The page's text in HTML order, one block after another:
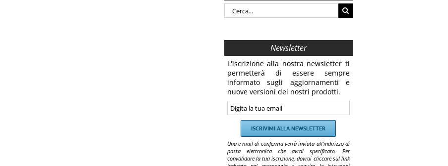
Cerca
per:
Newsletter
L'iscrizione alla nostra newsletter ti
permetterà di essere sempre
informato sugli aggiornamenti e
nuove versioni dei nostri prodotti.
Una e-mail di conferma verrà inviata all'indirizzo di
posta elettronica che avrai specificato. Per
convalidare la tua iscrizione, dovrai cliccare sul link